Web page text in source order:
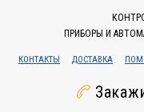
ПРИБОРЫ И
КОНТАКТЫ ДОСТАВКА